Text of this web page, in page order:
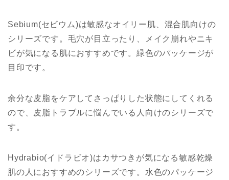
Sebium(セビウム)は敏感なオイリー肌、混合肌向けの
シリーズです。毛穴が目立ったり、メイク崩れやニキ
ビが気になる肌におすすめです。緑色のパッケージが
目印です。
余分な皮脂をケアしてさっぱりした状態にしてくれる
ので、皮脂トラブルに悩んでいる人向けのシリーズで
す。
Hydrabio(イドラビオ)はカサつきが気になる敏感乾燥
肌の人におすすめのシリーズです。水色のパッケージ